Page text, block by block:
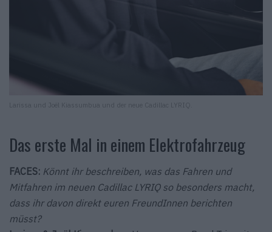
Larissa und Joël Kiassumbua und der neue Cadillac LYRIQ.
Das erste Mal in einem Elektrofahrzeug
FACES: Könnt ihr beschreiben, was das Fahren und
Mitfahren im neuen Cadillac LYRIQ so besonders macht,
dass ihr davon direkt euren FreundInnen berichten
müsst?